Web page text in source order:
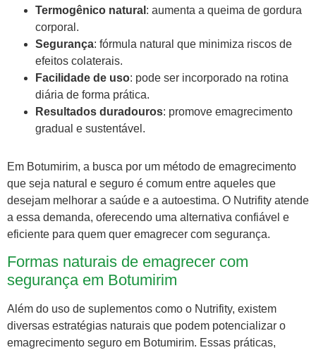
Termogênico natural : aumenta a queima de gordura
corporal.
Segurança: fórmula natural que minimiza riscos de
efeitos colaterais.
Facilidade de uso: pode ser incorporado na rotina
diária de forma prática.
Resultados duradouros: promove emagrecimento
gradual e sustentável.
Em Botumirim, a busca por um método de emagrecimento
que seja natural e seguro é comum entre aqueles que
desejam melhorar a saúde e a autoestima. O Nutrifity atende
a essa demanda, oferecendo uma alternativa confiável e
eficiente para quem quer emagrecer com segurança.
Formas naturais de emagrecer com
segurança em Botumirim
Além do uso de suplementos como o Nutrifity, existem
diversas estratégias naturais que podem potencializar o
emagrecimento seguro em Botumirim. Essas práticas,